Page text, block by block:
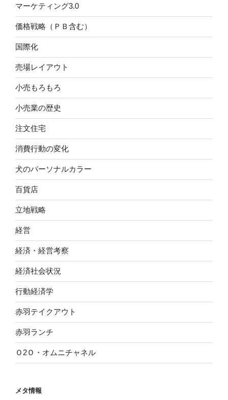
マーケティング3.0
価格戦略（ＰＢ含む）
国際化
売場レイアウト
小売もろもろ
小売業の歴史
注文住宅
消費行動の変化
犬のパーソナルカラー
百貨店
立地戦略
経営
経済・経営考察
経済社会状況
行動経済学
赤羽テイクアウト
赤羽ランチ
Ｏ2Ｏ・オムニチャネル
メタ情報